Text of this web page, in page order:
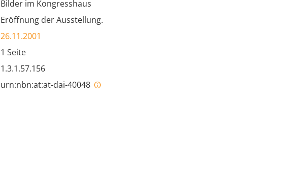
Bilder im Kongresshaus
Eröffnung der Ausstellung.
26.11.2001
1 Seite
1.3.1.57.156
urn:nbn:at:at-dai-40048